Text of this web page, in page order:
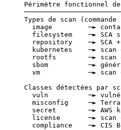
Périmètre fonctionnel
Types de scan
image         ─►
filesystem    ─► SCA
repository    ─► SCA
kubernetes    ─► scan
rootfs        ─► scan
sbom          ─►
vm            ─► scan
Classes détectées par
vuln          ─►
misconfig     ─►
secret        ─► AWS
license       ─► scan
compliance    ─► CIS